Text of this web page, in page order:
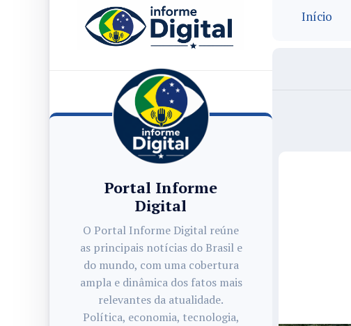
Portal Informe
Digital
O Portal Informe Digital reúne
as principais notícias do Brasil e
do mundo, com uma cobertura
ampla e dinâmica dos fatos mais
relevantes da atualidade.
Política, economia, tecnologia,
Início